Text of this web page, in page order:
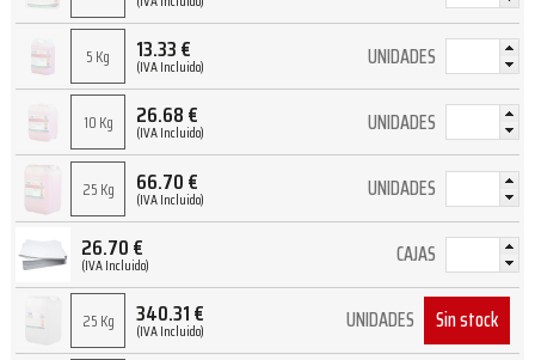
5 Kg 13.33€
(IVA Incluido) UNIDADES
10 Kg 26.68€
(IVA Incluido) UNIDADES
25 Kg 66.70€
(IVA Incluido) UNIDADES
26.70€
(IVA Incluido) CAJAS
25 Kg 340.31€
(IVA Incluido) UNIDADES Sin stock